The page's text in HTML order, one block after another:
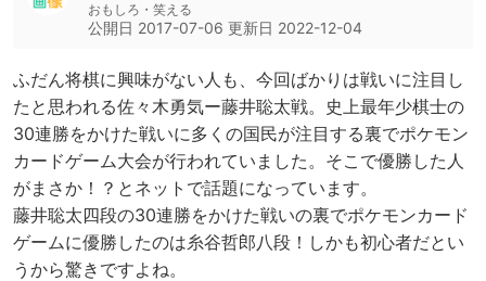
おもしろ・笑える
公開日 2017-07-06 更新日 2022-12-04
ふだん将棋に興味がない人も、今回ばかりは戦いに注目し
たと思われる佐々木勇気ー藤井聡太戦。史上最年少棋士の
30連勝をかけた戦いに多くの国民が注目する裏でポケモン
カードゲーム大会が行われていました。そこで優勝した人
がまさか！？とネットで話題になっています。
藤井聡太四段の30連勝をかけた戦いの裏でポケモンカード
ゲームに優勝したのは糸谷哲郎八段！しかも初心者だとい
うから驚きですよね。